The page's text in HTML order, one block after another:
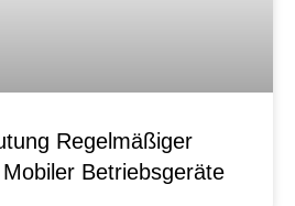
Regelmäßiger
Betriebsgeräte